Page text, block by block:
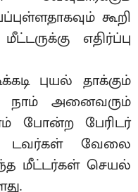
கூறி
எதிர்ப்பு
புயல் தாக்கும்
நாம் அனைவரும்
போன்ற பேரிடர்
டவர்கள் வேலை
மீட்டர்கள் செயல்